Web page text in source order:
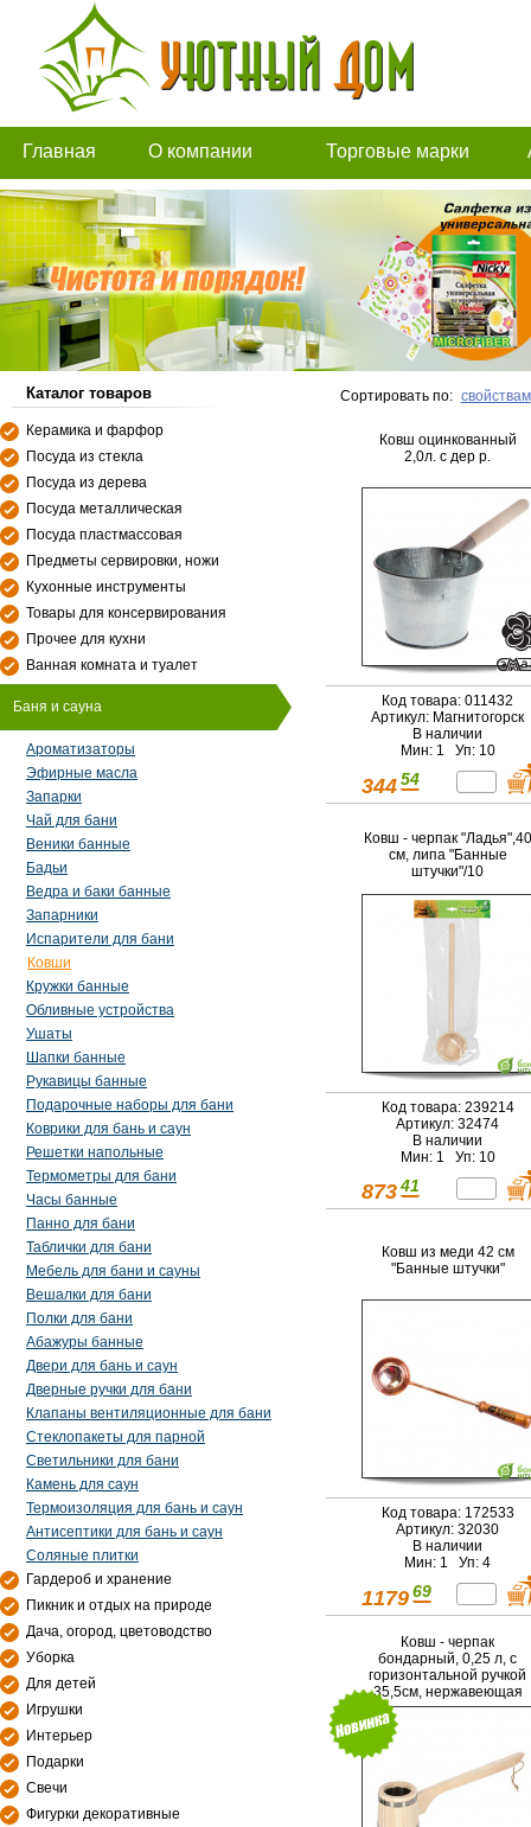
Главная О компании Торговые марки
Каталог товаров
Керамика и фарфор
Посуда из стекла
Посуда из дерева
Посуда металлическая
Посуда пластмассовая
Предметы сервировки, ножи
Кухонные инструменты
Товары для консервирования
Прочее для кухни
Ванная комната и туалет
Баня и сауна
Ароматизаторы
Эфирные масла
Запарки
Чай для бани
Веники банные
Бадьи
Ведра и баки банные
Запарники
Испарители для бани
Ковши
Кружки банные
Обливные устройства
Ушаты
Шапки банные
Рукавицы банные
Подарочные наборы для бани
Коврики для бань и саун
Решетки напольные
Термометры для бани
Часы банные
Панно для бани
Таблички для бани
Мебель для бани и сауны
Вешалки для бани
Полки для бани
Абажуры банные
Двери для бань и саун
Дверные ручки для бани
Клапаны вентиляционные для бани
Стеклопакеты для парной
Светильники для бани
Камень для саун
Термоизоляция для бань и саун
Антисептики для бань и саун
Соляные плитки
Гардероб и хранение
Пикник и отдых на природе
Дача, огород, цветоводство
Уборка
Для детей
Игрушки
Интерьер
Подарки
Свечи
Фигурки декоративные
Сортировать по: свойствам
Ковш оцинкованный
2,0л. с дер р.
Код товара: 011432
Артикул: Магнитогорск
В наличии
Мин: 1 Уп: 10
344 54
Ковш - черпак "Ладья",40
см, липа "Банные
штучки"/10
Код товара: 239214
Артикул: 32474
В наличии
Мин: 1 Уп: 10
873 41
Ковш из меди 42 см
"Банные штучки"
Код товара: 172533
Артикул: 32030
В наличии
Мин: 1 Уп: 4
1179 69
Ковш - черпак
бондарный, 0,25 л, с
горизонтальной ручкой
35,5см, нержавеющая
вставка, липа, "Банные
штучки" в терм./1